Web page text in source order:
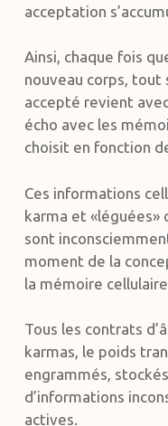
acceptation
Ainsi, chaque fois
nouveau corps, tout
accepté revient
écho avec les
choisit en fonction
Ces informations
karma et «léguées»
sont
moment de la
la mémoire cellulaire.
Tous les contrats
karmas, le poids
engrammés,
d’informations
actives.